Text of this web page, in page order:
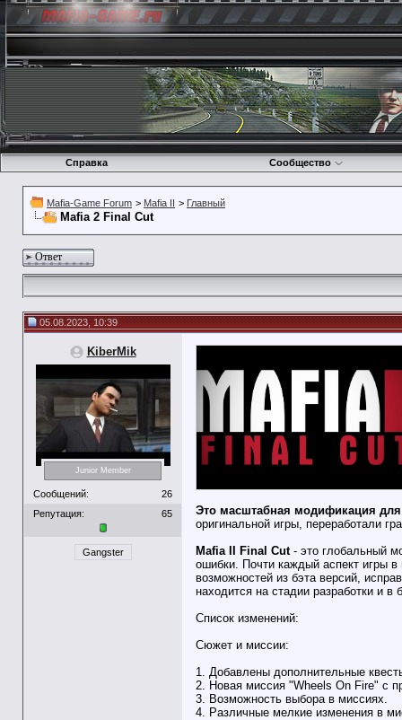
Справка Сообщество
Mafia-Game Forum > Mafia II > Главный
Mafia 2 Final Cut
Ответ
05.08.2023, 10:39
KiberMik
Junior Member
Сообщений:
26
Репутация:
65
Gangster
Это масштабная модификация для
оригинальной игры, переработали
Mafia II Final Cut- это глобальный
ошибки. Почти каждый аспект игры
возможностей из бэта версий,
находится на стадии разработки и
Список изменений:
Сюжет и миссии:
1. Добавлены дополнительные
2. Новая миссия "Wheels On Fire" с
3. Возможность выбора в миссиях.
4. Различные мелкие изменения в